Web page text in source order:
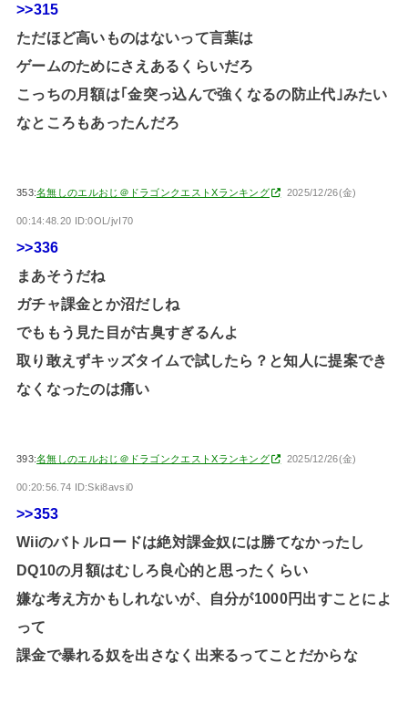
>>315
ただほど高いものはないって言葉は
ゲームのためにさえあるくらいだろ
こっちの月額は｢金突っ込んで強くなるの防止代｣みたい
なところもあったんだろ
353:名無しのエルおじ＠ドラゴンクエストXランキング 2025/12/26(金)
00:14:48.20 ID:0OL/jvI70
>>336
まあそうだね
ガチャ課金とか沼だしね
でももう見た目が古臭すぎるんよ
取り敢えずキッズタイムで試したら？と知人に提案でき
なくなったのは痛い
393:名無しのエルおじ＠ドラゴンクエストXランキング 2025/12/26(金)
00:20:56.74 ID:Ski8avsi0
>>353
Wiiのバトルロードは絶対課金奴には勝てなかったし
DQ10の月額はむしろ良心的と思ったくらい
嫌な考え方かもしれないが、自分が1000円出すことによ
って
課金で暴れる奴を出さなく出来るってことだからな